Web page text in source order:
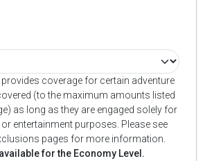
coverage for certain adventure
(to the maximum amounts listed
as long as they are engaged solely for
or entertainment purposes. Please see
pages for more information.
for the Economy Level.